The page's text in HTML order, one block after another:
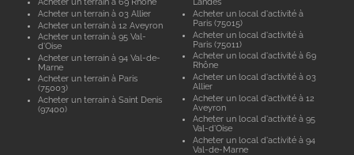
Acheter un terrain à 03 Allier
Acheter un terrain à 12 Aveyron
Acheter un terrain à 95 Val-
d'Oise
Acheter un terrain à 94 Val-de-
Marne
Acheter un terrain à Paris
(75003)
Acheter un terrain à Saint Denis
(97400)
Acheter un local d'activité à
Paris (75015)
Acheter un local d'activité à
Paris (75011)
Acheter un local d'activité à 69
Rhône
Acheter un local d'activité à 03
Allier
Acheter un local d'activité à 12
Aveyron
Acheter un local d'activité à 95
Val-d'Oise
Acheter un local d'activité à 94
Val-de-Marne